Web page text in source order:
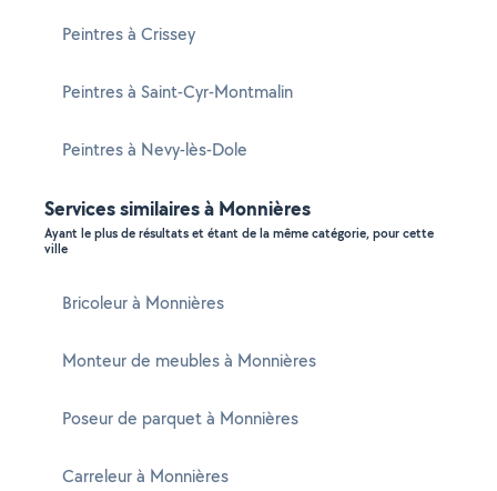
Peintres à Crissey
Peintres à Saint-Cyr-Montmalin
Peintres à Nevy-lès-Dole
Services similaires à Monnières
Ayant le plus de résultats et étant de la même catégorie, pour cette
ville
Bricoleur à Monnières
Monteur de meubles à Monnières
Poseur de parquet à Monnières
Carreleur à Monnières